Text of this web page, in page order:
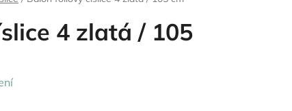
4 zlatá / 105